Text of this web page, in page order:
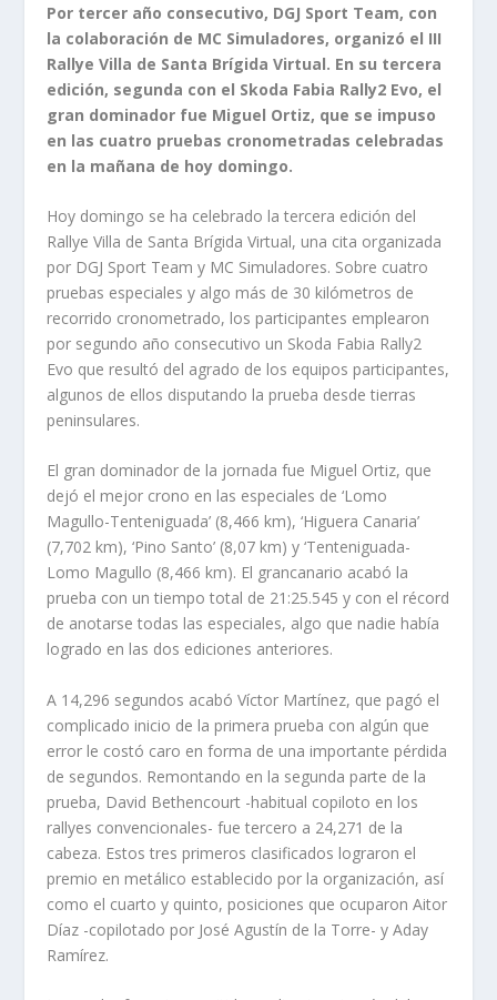
Por tercer año consecutivo, DGJ Sport Team, con
la colaboración de MC Simuladores, organizó el III
Rallye Villa de Santa Brígida Virtual. En su tercera
edición, segunda con el Skoda Fabia Rally2 Evo, el
gran dominador fue Miguel Ortiz, que se impuso
en las cuatro pruebas cronometradas celebradas
en la mañana de hoy domingo.
Hoy domingo se ha celebrado la tercera edición del
Rallye Villa de Santa Brígida Virtual, una cita organizada
por DGJ Sport Team y MC Simuladores. Sobre cuatro
pruebas especiales y algo más de 30 kilómetros de
recorrido cronometrado, los participantes emplearon
por segundo año consecutivo un Skoda Fabia Rally2
Evo que resultó del agrado de los equipos participantes,
algunos de ellos disputando la prueba desde tierras
peninsulares.
El gran dominador de la jornada fue Miguel Ortiz, que
dejó el mejor crono en las especiales de ‘Lomo
Magullo-Tenteniguada’ (8,466 km), ‘Higuera Canaria’
(7,702 km), ‘Pino Santo’ (8,07 km) y ‘Tenteniguada-
Lomo Magullo (8,466 km). El grancanario acabó la
prueba con un tiempo total de 21:25.545 y con el récord
de anotarse todas las especiales, algo que nadie había
logrado en las dos ediciones anteriores.
A 14,296 segundos acabó Víctor Martínez, que pagó el
complicado inicio de la primera prueba con algún que
error le costó caro en forma de una importante pérdida
de segundos. Remontando en la segunda parte de la
prueba, David Bethencourt -habitual copiloto en los
rallyes convencionales- fue tercero a 24,271 de la
cabeza. Estos tres primeros clasificados lograron el
premio en metálico establecido por la organización, así
como el cuarto y quinto, posiciones que ocuparon Aitor
Díaz -copilotado por José Agustín de la Torre- y Aday
Ramírez.